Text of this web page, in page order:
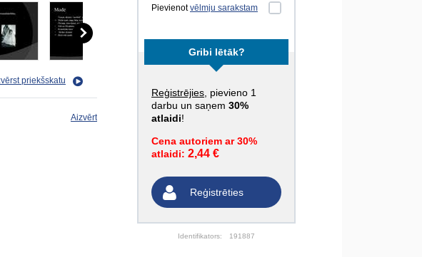
Pievienotvēlmju sarakstam
Gribi lētāk?
Reģistrējies , pievieno 1
darbu un saņem 30%
atlaidi!
Cena autoriem ar 30%
atlaidi: 2,44 €
Reģistrēties
Identifikators: 191887
priekšskatu
Aizvērt